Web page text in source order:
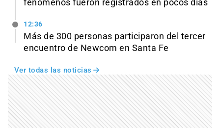
fenómenos fueron registrados en pocos días
12:36
Más de 300 personas participaron del tercer
encuentro de Newcom en Santa Fe
Ver todas las noticias